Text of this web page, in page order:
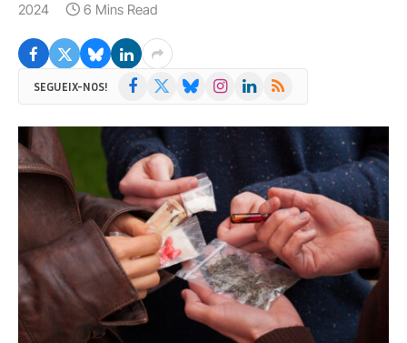
2024
6 Mins Read
SEGUEIX-NOS! Facebook BlueskyInstagramLinkedIn
RSS